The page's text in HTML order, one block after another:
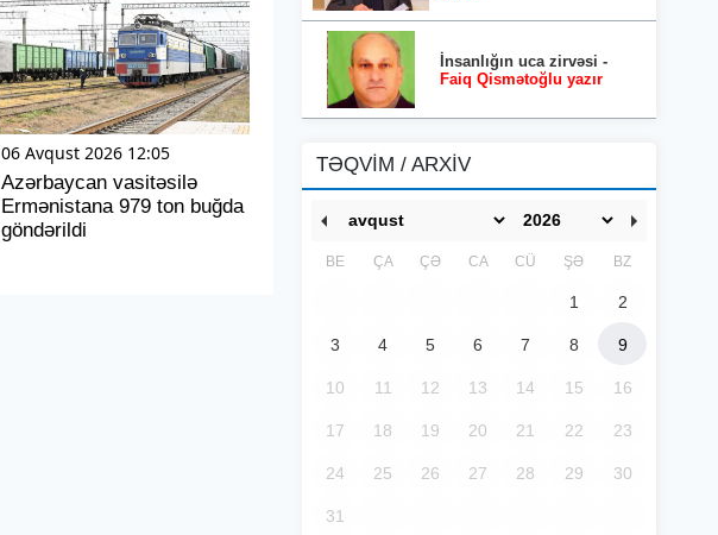
06 Avqust 2026 12:05
Azərbaycan vasitəsilə
Ermənistana 979 ton buğda
göndərildi
İnsanlığın uca zirvəsi -
Faiq Qismətoğlu yazır
TƏQVİM / ARXİV
BE ÇA ÇƏ CA CÜ ŞƏ BZ
1 2
3 4 5 6 7 8 9
10 11 12 13 14 15 16
17 18 19 20 21 22 23
24 25 26 27 28 29 30
31